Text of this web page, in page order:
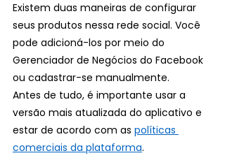
Existem duas maneiras de configurar
seus produtos nessa rede social. Você
pode adicioná-los por meio do
Gerenciador de Negócios do Facebook
ou cadastrar-se manualmente.
Antes de tudo, é importante usar a
versão mais atualizada do aplicativo e
estar de acordo com as políticas
comerciais da plataforma.